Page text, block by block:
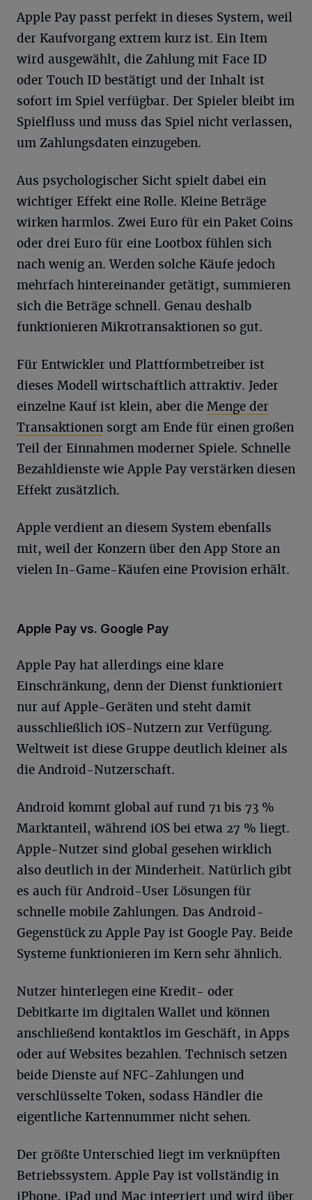
Apple Pay passt perfekt in dieses System, weil
der Kaufvorgang extrem kurz ist. Ein Item
wird ausgewählt, die Zahlung mit Face ID
oder Touch ID bestätigt und der Inhalt ist
sofort im Spiel verfügbar. Der Spieler bleibt im
Spielfluss und muss das Spiel nicht verlassen,
um Zahlungsdaten einzugeben.
Aus psychologischer Sicht spielt dabei ein
wichtiger Effekt eine Rolle. Kleine Beträge
wirken harmlos. Zwei Euro für ein Paket Coins
oder drei Euro für eine Lootbox fühlen sich
nach wenig an. Werden solche Käufe jedoch
mehrfach hintereinander getätigt, summieren
sich die Beträge schnell. Genau deshalb
funktionieren Mikrotransaktionen so gut.
Für Entwickler und Plattformbetreiber ist
dieses Modell wirtschaftlich attraktiv. Jeder
einzelne Kauf ist klein, aber die Menge der
Transaktionen sorgt am Ende für einen großen
Teil der Einnahmen moderner Spiele. Schnelle
Bezahldienste wie Apple Pay verstärken diesen
Effekt zusätzlich.
Apple verdient an diesem System ebenfalls
mit, weil der Konzern über den App Store an
vielen In-Game-Käufen eine Provision erhält.
Apple Pay vs. Google Pay
Apple Pay hat allerdings eine klare
Einschränkung, denn der Dienst funktioniert
nur auf Apple-Geräten und steht damit
ausschließlich iOS-Nutzern zur Verfügung.
Weltweit ist diese Gruppe deutlich kleiner als
die Android-Nutzerschaft.
Android kommt global auf rund 71 bis 73 %
Marktanteil, während iOS bei etwa 27 % liegt.
Apple-Nutzer sind global gesehen wirklich
also deutlich in der Minderheit. Natürlich gibt
es auch für Android-User Lösungen für
schnelle mobile Zahlungen. Das Android-
Gegenstück zu Apple Pay ist Google Pay. Beide
Systeme funktionieren im Kern sehr ähnlich.
Nutzer hinterlegen eine Kredit- oder
Debitkarte im digitalen Wallet und können
anschließend kontaktlos im Geschäft, in Apps
oder auf Websites bezahlen. Technisch setzen
beide Dienste auf NFC-Zahlungen und
verschlüsselte Token, sodass Händler die
eigentliche Kartennummer nicht sehen.
Der größte Unterschied liegt im verknüpften
Betriebssystem. Apple Pay ist vollständig in
iPhone, iPad und Mac integriert und wird über